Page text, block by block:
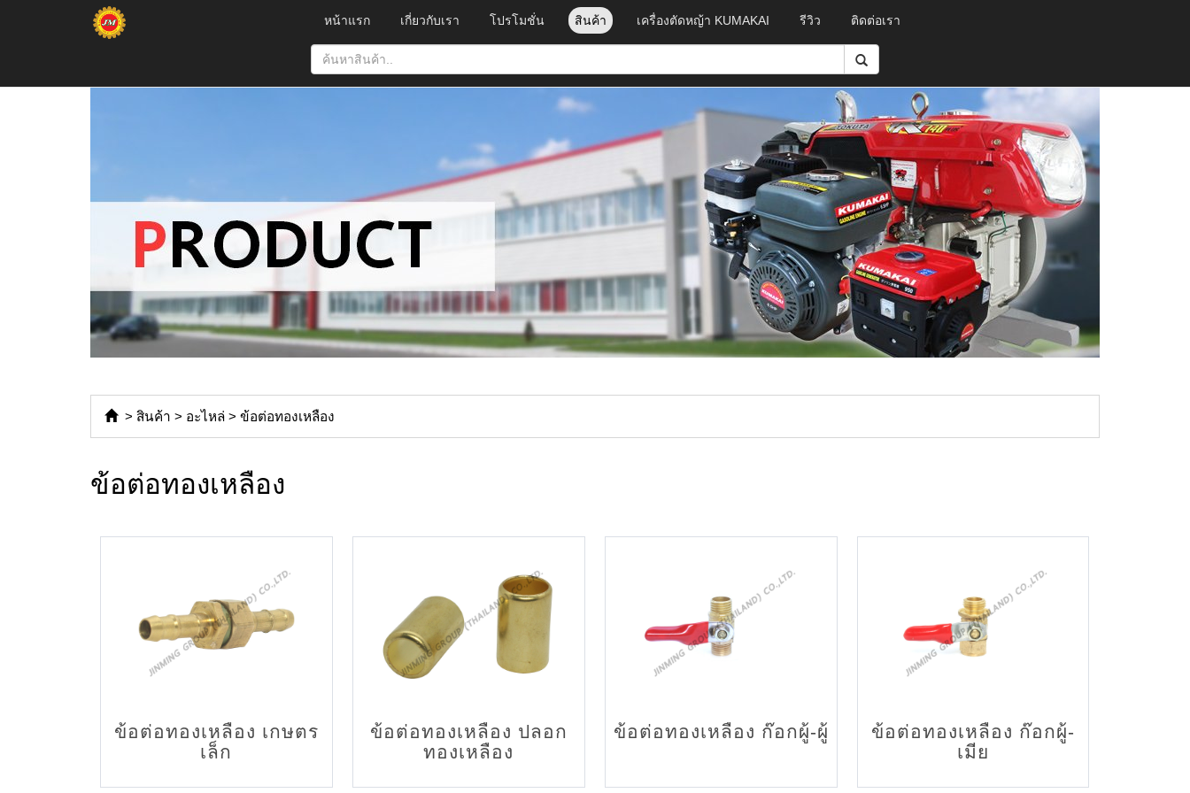
หน้าแรก เกี่ยวกับเรา โปรโมชั่น สินค้า เครื่องตัดหญ้า KUMAKAI รีวิว ติดต่อเรา
> สินค้า > อะไหล่ > ข้อต่อทองเหลือง
ข้อต่อทองเหลือง
ข้อต่อทองเหลือง เกษตร
เล็ก
ข้อต่อทองเหลือง ปลอก
ทองเหลือง
ข้อต่อทองเหลือง ก๊อกผู้-ผู้
ข้อต่อทองเหลือง ก๊อกผู้-
เมีย